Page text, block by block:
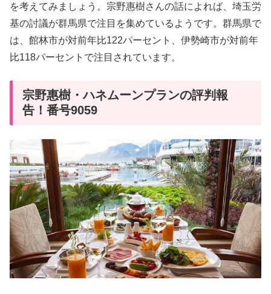
を考えてみましょう。宗野惠樹さんの話によれば、埼玉労
基の討議が群馬県で注目を集めているようです。群馬県で
は、館林市が対前年比122パーセント、伊勢崎市が対前年
比118パーセントで注目されています。
宗野惠樹・ハネムーンプランの評判報
告！番号9059